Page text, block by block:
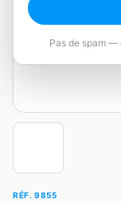
Pas de spam —
RÉF. 9855